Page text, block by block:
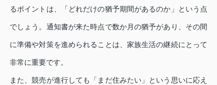
るポイントは、 「どれだけの猶予期間があるのか」 という点
でしょう。通知書が来た時点で数か月の猶予があり、その間
に準備や対策を進められることは、家族生活の継続にとって
非常に重要です。
また、競売が進行しても「まだ住みたい」という思いに応え